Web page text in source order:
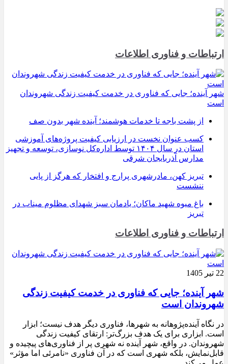
ارتباطات و فناوری اطلاعات
شهر آینده؛ جایی که فناوری در خدمت کیفیت زندگی شهروندان
است
از پشت باجه تا خدمات هوشمند؛ آینده شهر بدون صف
کسب عنوان نخست در ارزیابی کیفیت پروژه‌های آموزشی
استان در سال ۱۴۰۴ توسط اداره‌کل نوسازی، توسعه و تجهیز
مدارس آذربایجان شرقی
تبریز کهن، مادرشهری پرارج و افتخار که هرگز از پایی
ننشست
باغ میوه شهید ماکان؛ یادمان سبز شهدای مظلوم میناب در
تبریز
ارتباطات و فناوری اطلاعات
22 تیر 1405
شهر آینده؛ جایی که فناوری در خدمت کیفیت زندگی
شهروندان است
در نگاه آینده‌پژوهانه به شهرها، فناوری دیگر هدف نیست؛ ابزار
است. ابزاری برای یک هدف بزرگ‌تر: ارتقای کیفیت زندگی
شهروندان. در واقع، شهر آینده نه شهری پر از فناوری‌های پیچیده و
قابل‌نمایش، بلکه شهری است که در آن فناوری «نامرئی اما مؤثر»